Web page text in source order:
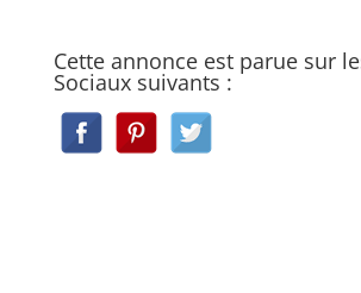
Cette annonce est parue sur
Sociaux suivants :